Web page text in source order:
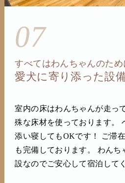
07
すべてはわんちゃんのため
愛犬に寄り添った設
室内の床はわんちゃんが走っ
殊な床材を使っております。
添い寝してもOKです！ ご滞
も完備しております。 わん
設なのでご安心して宿泊して